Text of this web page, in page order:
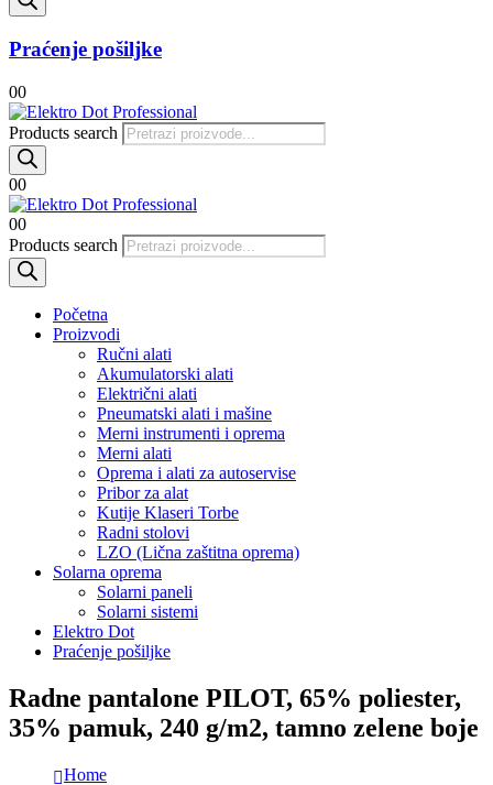
Praćenje pošiljke
00
Products search
00
00
Products search
Početna
Proizvodi
Ručni alati
Akumulatorski alati
Električni alati
Pneumatski alati i mašine
Merni instrumenti i oprema
Merni alati
Oprema i alati za autoservise
Pribor za alat
Kutije Klaseri Torbe
Radni stolovi
LZO (Lična zaštitna oprema)
Solarna oprema
Solarni paneli
Solarni sistemi
Elektro Dot
Praćenje pošiljke
Radne pantalone PILOT, 65% poliester,
35% pamuk, 240 g/m2, tamno zelene boje
Home